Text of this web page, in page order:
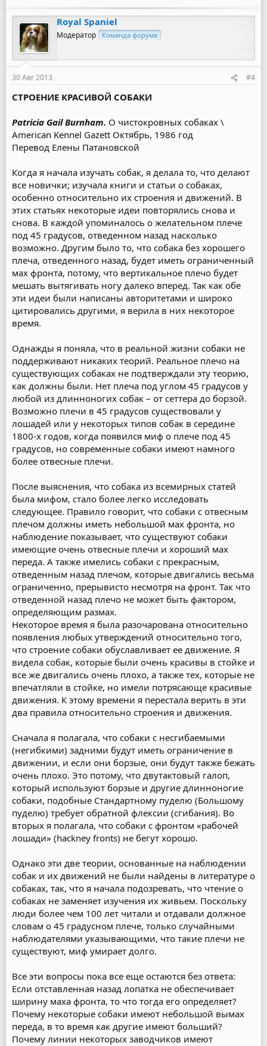
Royal Spaniel
Модератор Команда форума
30 Авг 2013 #4
СТРОЕНИЕ КРАСИВОЙ СОБАКИ
Patricia Gail Burnham. О чистокровных собаках \
American Kennel Gazett Октябрь, 1986 год
Перевод Елены Патановской
Когда я начала изучать собак, я делала то, что делают
все новички; изучала книги и статьи о собаках,
особенно относительно их строения и движений. В
этих статьях некоторые идеи повторялись снова и
снова. В каждой упоминалось о желательном плече
под 45 градусов, отведенном назад насколько
возможно. Другим было то, что собака без хорошего
плеча, отведенного назад, будет иметь ограниченный
мах фронта, потому, что вертикальное плечо будет
мешать вытягивать ногу далеко вперед. Так как обе
эти идеи были написаны авторитетами и широко
цитировались другими, я верила в них некоторое
время.
Однажды я поняла, что в реальной жизни собаки не
поддерживают никаких теорий. Реальное плечо на
существующих собаках не подтверждали эту теорию,
как должны были. Нет плеча под углом 45 градусов у
любой из длинноногих собак – от сеттера до борзой.
Возможно плечи в 45 градусов существовали у
лошадей или у некоторых типов собак в середине
1800-х годов, когда появился миф о плече под 45
градусов, но современные собаки имеют намного
более отвесные плечи.
После выяснения, что собака из всемирных статей
была мифом, стало более легко исследовать
следующее. Правило говорит, что собаки с отвесным
плечом должны иметь небольшой мах фронта, но
наблюдение показывает, что существуют собаки
имеющие очень отвесные плечи и хороший мах
переда. А также имелись собаки с прекрасным,
отведенным назад плечом, которые двигались весьма
ограниченно, прерывисто несмотря на фронт. Так что
отведенной назад плечо не может быть фактором,
определяющим размах.
Некоторое время я была разочарована относительно
появления любых утверждений относительно того,
что строение собаки обуславливает ее движение. Я
видела собак, которые были очень красивы в стойке и
все же двигались очень плохо, а также тех, которые не
впечатляли в стойке, но имели потрясающе красивые
движения. К этому времени я перестала верить в эти
два правила относительно строения и движения.
Сначала я полагала, что собаки с несгибаемыми
(негибкими) задними будут иметь ограничение в
движении, и если они борзые, они будут также бежать
очень плохо. Это потому, что двутактовый галоп,
который используют борзые и другие длинноногие
собаки, подобные Стандартному пуделю (Большому
пуделю) требует обратной флексии (сгибания). Во
вторых я полагала, что собаки с фронтом «рабочей
лошади» (hackney fronts) не бегут хорошо.
Однако эти две теории, основанные на наблюдении
собак и их движений не были найдены в литературе о
собаках, так, что я начала подозревать, что чтение о
собаках не заменяет изучения их живьем. Поскольку
люди более чем 100 лет читали и отдавали должное
словам о 45 градусном плече, только случайными
наблюдателями указывающими, что такие плечи не
существуют, миф умирает долго.
Все эти вопросы пока все еще остаются без ответа:
Если отставленная назад лопатка не обеспечивает
ширину маха фронта, то что тогда его определяет?
Почему некоторые собаки имеют небольшой вымах
переда, в то время как другие имеют больший?
Почему линии некоторых заводчиков имеют